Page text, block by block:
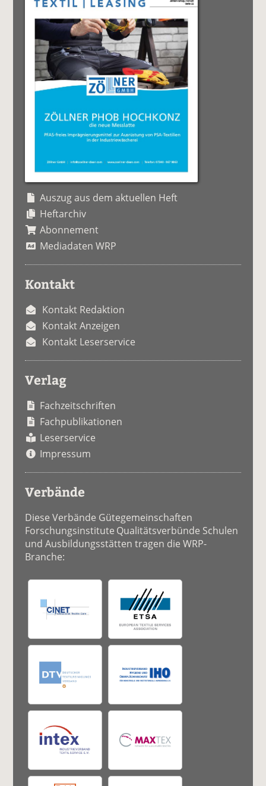
Auszug aus dem aktuellen Heft
Heftarchiv
Abonnement
Mediadaten WRP
Kontakt
Kontakt Redaktion
Kontakt Anzeigen
Kontakt Leserservice
Verlag
Fachzeitschriften
Fachpublikationen
Leserservice
Impressum
Verbände
Diese Verbände Gütegemeinschaften
Forschungsinstitute Qualitätsverbünde Schulen
und Ausbildungsstätten tragen die WRP-
Branche: